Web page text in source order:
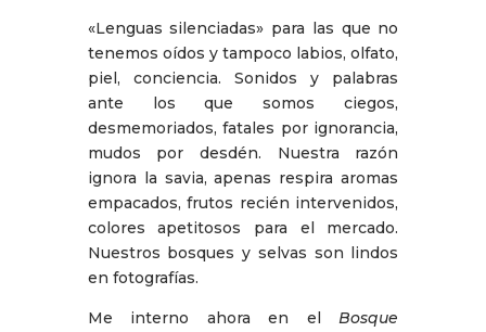
«Lenguas silenciadas» para las que no
tenemos oídos y tampoco labios, olfato,
piel, conciencia. Sonidos y palabras
ante los que somos ciegos,
desmemoriados, fatales por ignorancia,
mudos por desdén. Nuestra razón
ignora la savia, apenas respira aromas
empacados, frutos recién intervenidos,
colores apetitosos para el mercado.
Nuestros bosques y selvas son lindos
en fotografías.
Me interno ahora en elBosque